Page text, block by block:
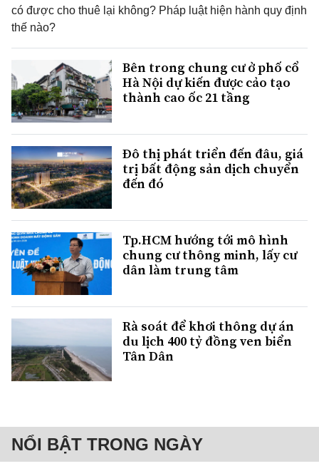
có được cho thuê lại không? Pháp luật hiện hành quy định
thế nào?
Bên trong chung cư ở phố cổ
Hà Nội dự kiến được cảo tạo
thành cao ốc 21 tầng
Đô thị phát triển đến đâu, giá
trị bất động sản dịch chuyển
đến đó
Tp.HCM hướng tới mô hình
chung cư thông minh, lấy cư
dân làm trung tâm
Rà soát để khơi thông dự án
du lịch 400 tỷ đồng ven biển
Tân Dân
NỔI BẬT TRONG NGÀY